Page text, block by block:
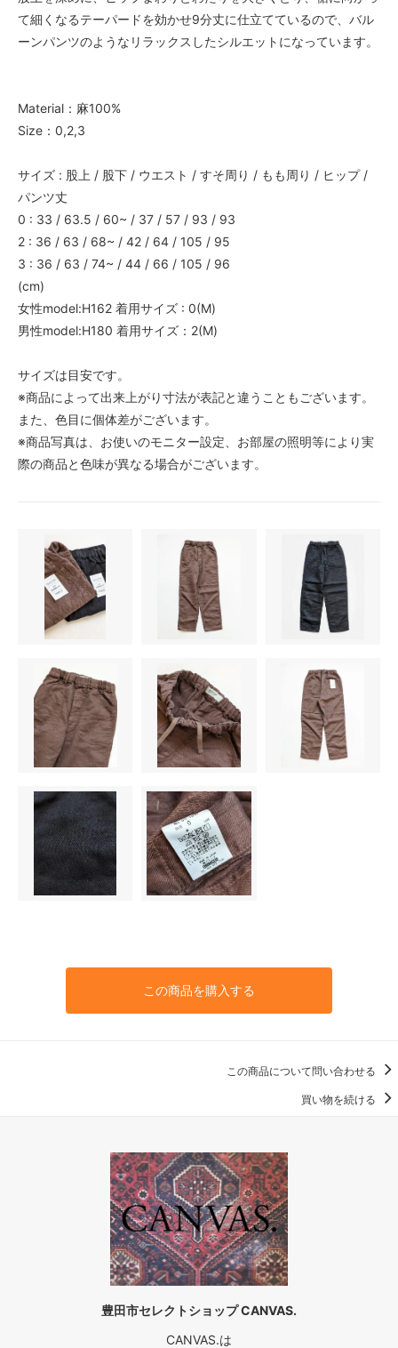
て細くなるテーパードを効かせ9分丈に仕立てているので、バル
ーンパンツのようなリラックスしたシルエットになっています。
Material：麻100%
Size：0,2,3
サイズ : 股上 / 股下 / ウエスト / すそ周り / もも周り / ヒップ /
パンツ丈
0 : 33 / 63.5 / 60~ / 37 / 57 / 93 / 93
2 : 36 / 63 / 68~ / 42 / 64 / 105 / 95
3 : 36 / 63 / 74~ / 44 / 66 / 105 / 96
(cm)
女性model:H162 着用サイズ : 0(M)
男性model:H180 着用サイズ：2(M)
サイズは目安です。
※商品によって出来上がり寸法が表記と違うこともございます。
また、色目に個体差がございます。
※商品写真は、お使いのモニター設定、お部屋の照明等により実
際の商品と色味が異なる場合がございます。
この商品を購入する
この商品について問い合わせる
買い物を続ける
豊田市セレクトショップ CANVAS.
CANVAS.は